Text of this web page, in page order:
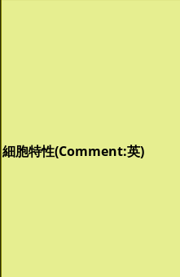
細胞特性(Comment:英)